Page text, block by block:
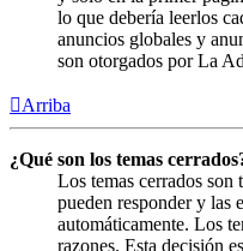
lo que debería leerlos
anuncios globales y
son otorgados por La
Arriba
¿Qué son los temas
Los temas cerrados son
pueden responder y las
automáticamente. Los
razones. Esta decisión